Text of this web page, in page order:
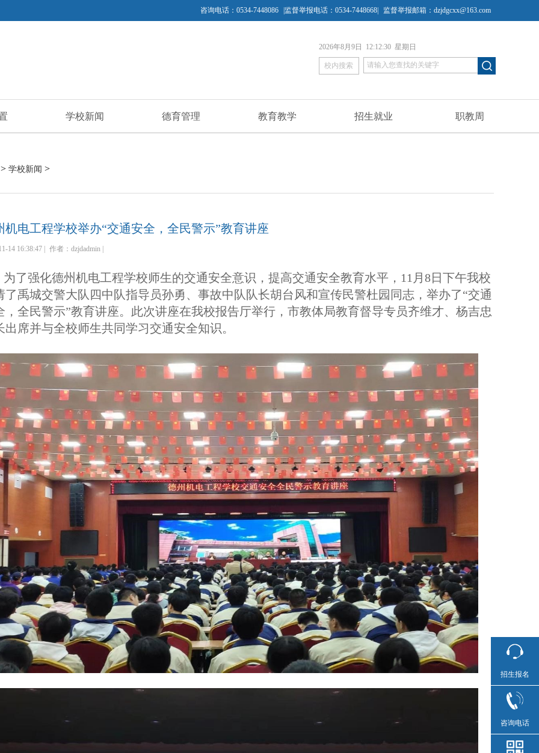
咨询电话：0534-7448086 |监督举报电话：0534-7448668| 监督举报邮箱：dzjdgcxx@163.com
2026年8月9日 12:12:31 星期日
校内搜索
学校新闻 德育管理 教育教学 招生就业 职教周
学校新闻 >
机电工程学校举办“交通安全，全民警示”教育讲座
14 16:38:47 | 作者：dzjdadmin |
为了强化德州机电工程学校师生的交通安全意识，提高交通安全教育水平，11月8日下午我校
了禹城交警大队四中队指导员孙勇、事故中队队长胡台风和宣传民警杜园同志，举办了“交通
，全民警示”教育讲座。此次讲座在我校报告厅举行，市教体局教育督导专员齐维才、杨吉忠
出席并与全校师生共同学习交通安全知识。
招生报名
咨询电话